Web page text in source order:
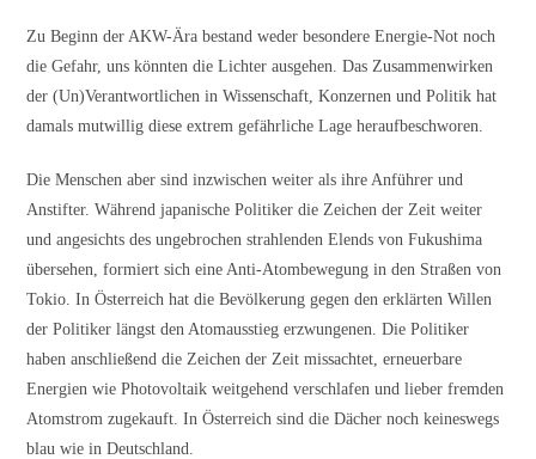
Zu Beginn der AKW-Ära bestand weder besondere Energie-Not noch
die Gefahr, uns könnten die Lichter ausgehen. Das Zusammenwirken
der (Un)Verantwortlichen in Wissenschaft, Konzernen und Politik hat
damals mutwillig diese extrem gefährliche Lage heraufbeschworen.
Die Menschen aber sind inzwischen weiter als ihre Anführer und
Anstifter. Während japanische Politiker die Zeichen der Zeit weiter
und angesichts des ungebrochen strahlenden Elends von Fukushima
übersehen, formiert sich eine Anti-Atombewegung in den Straßen von
Tokio. In Österreich hat die Bevölkerung gegen den erklärten Willen
der Politiker längst den Atomausstieg erzwungenen. Die Politiker
haben anschließend die Zeichen der Zeit missachtet, erneuerbare
Energien wie Photovoltaik weitgehend verschlafen und lieber fremden
Atomstrom zugekauft. In Österreich sind die Dächer noch keineswegs
blau wie in Deutschland.